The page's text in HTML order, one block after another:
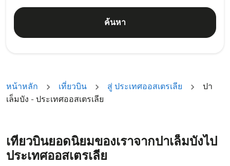
ค้นหา
หน้าหลัก เที่ยวบิน สู่ ประเทศออสเตรเลีย
ปา
เล็มบัง - ประเทศออสเตรเลีย
เที่ยวบินยอดนิยมของเราจากปาเล็มบังไป
ประเทศออสเตรเลีย